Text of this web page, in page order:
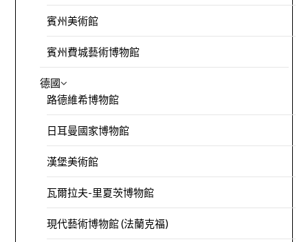
賓州美術館
賓州費城藝術博物館
德國
路德維希博物館
日耳曼國家博物館
漢堡美術館
瓦爾拉夫-里夏茨博物館
現代藝術博物館 (法蘭克福)